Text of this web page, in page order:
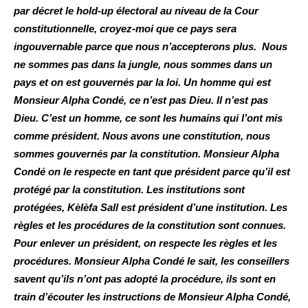
par décret le hold-up électoral au niveau de la Cour
constitutionnelle, croyez-moi que ce pays sera
ingouvernable parce que nous n’accepterons plus. Nous
ne sommes pas dans la jungle, nous sommes dans un
pays et on est gouvernés par la loi. Un homme qui est
Monsieur Alpha Condé, ce n’est pas Dieu. Il n’est pas
Dieu. C’est un homme, ce sont les humains qui l’ont mis
comme président. Nous avons une constitution, nous
sommes gouvernés par la constitution. Monsieur Alpha
Condé on le respecte en tant que président parce qu’il est
protégé par la constitution. Les institutions sont
protégées, Kèlèfa Sall est président d’une institution. Les
règles et les procédures de la constitution sont connues.
Pour enlever un président, on respecte les règles et les
procédures. Monsieur Alpha Condé le sait, les conseillers
savent qu’ils n’ont pas adopté la procédure, ils sont en
train d’écouter les instructions de Monsieur Alpha Condé,